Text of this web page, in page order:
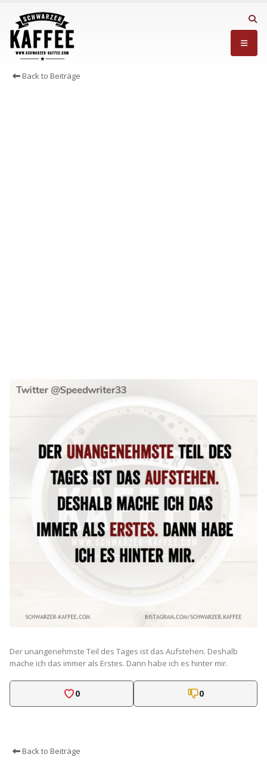
Back to Beiträge
Der unangenehmste Teil des Tages ist das Aufstehen. Deshalb
mache ich das immer als Erstes. Dann habe ich es hinter mir.
0 0
Back to Beiträge